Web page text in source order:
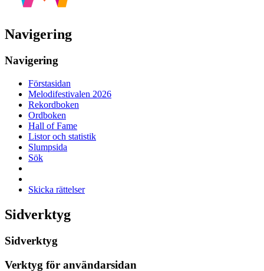
Navigering
Navigering
Förstasidan
Melodifestivalen 2026
Rekordboken
Ordboken
Hall of Fame
Listor och statistik
Slumpsida
Sök
Skicka rättelser
Sidverktyg
Sidverktyg
Verktyg för användarsidan